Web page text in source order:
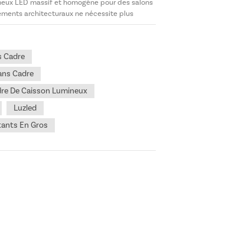
LED massif et homogène pour des salons
architecturaux ne nécessite plus
Cadre
Cadre
De Caisson Lumineux
Luzled
En Gros